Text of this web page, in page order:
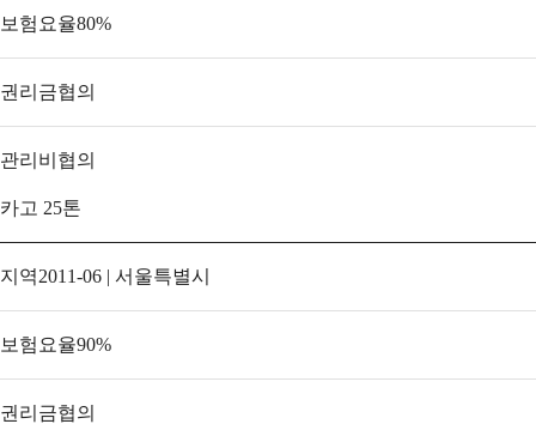
보험요율80%
권리금협의
관리비 협의
카고 25톤
지역2011-06 | 서울특별시
보험요율90%
권리금협의